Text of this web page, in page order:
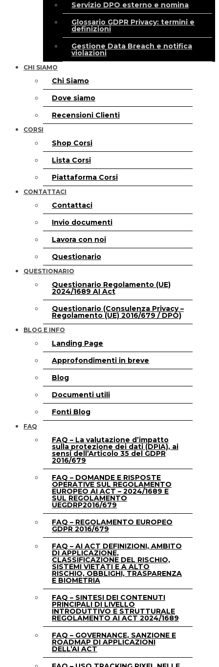
Servizio DPO esterno e nomina
Glossario GDPR Privacy: termini e
definizioni
Gestione Data Breach e notifica
violazioni
CHI SIAMO
Chi Siamo
Dove siamo
Recensioni Clienti
CORSI
Shop Corsi
Lista Corsi
Piattaforma Corsi
CONTATTACI
Contattaci
Invio documenti
Lavora con noi
Questionario
QUESTIONARIO
Questionario Regolamento (UE)
2024/1689 AI Act
Questionario (Consulenza Privacy –
Regolamento (UE) 2016/679 / DPO)
BLOG E INFO
Landing Page
Approfondimenti in breve
Blog
Documenti utili
Fonti Blog
FAQ
FAQ – La valutazione d’impatto
sulla protezione dei dati (DPIA), ai
sensi dell’Articolo 35 del GDPR
2016/679
FAQ – DOMANDE E RISPOSTE
OPERATIVE SUL REGOLAMENTO
EUROPEO AI ACT – 2024/1689 E
SUL REGOLAMENTO
UEGDRP2016/679
FAQ – REGOLAMENTO EUROPEO
GDPR 2016/679
FAQ – AI ACT DEFINIZIONI, AMBITO
DI APPLICAZIONE,
CLASSIFICAZIONE DEL RISCHIO,
SISTEMI VIETATI E A ALTO
RISCHIO, OBBLIGHI, TRASPARENZA
E BIOMETRIA
FAQ – SINTESI DEI CONTENUTI
PRINCIPALI DI LIVELLO
INTRODUTTIVO E STRUTTURALE
REGOLAMENTO AI ACT 2024/1689
FAQ – GOVERNANCE, SANZIONE E
ROADMAP DI APPLICAZIONI
DELL’AI ACT